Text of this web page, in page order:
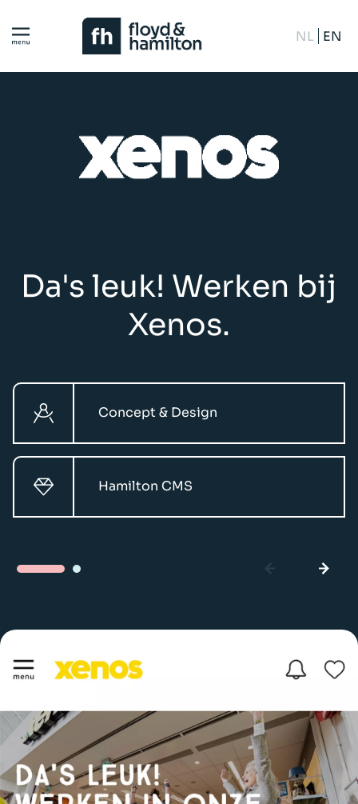
NL EN
Da's leuk! Werken bij
Xenos.
Concept & Design
Hamilton CMS